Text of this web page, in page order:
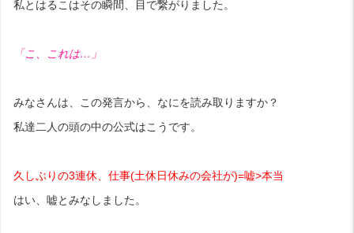
私とはるこはその瞬間、目で繋がりました。
「こ、これは…」
みなさんは、この発言から、なにを読み取りますか？
私達二人の頭の中の公式はこうです。
久しぶりの3連休、仕事(土休日休みの会社が)=嘘>本当
はい、嘘とみなしました。